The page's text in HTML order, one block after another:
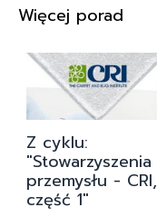
Więcej porad
Z cyklu:
"Stowarzyszenia
przemysłu - CRI,
część 1"